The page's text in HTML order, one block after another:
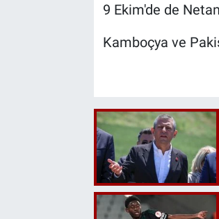
9 Ekim'de de
Kamboçya ve